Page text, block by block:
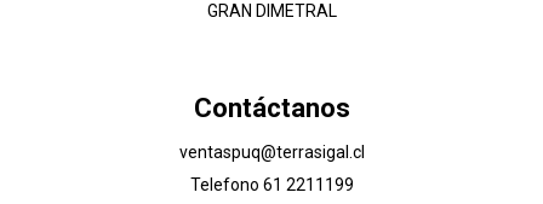
GRAN DIMETRAL
Contáctanos
ventaspuq@terrasigal.cl
Telefono 61 2211199